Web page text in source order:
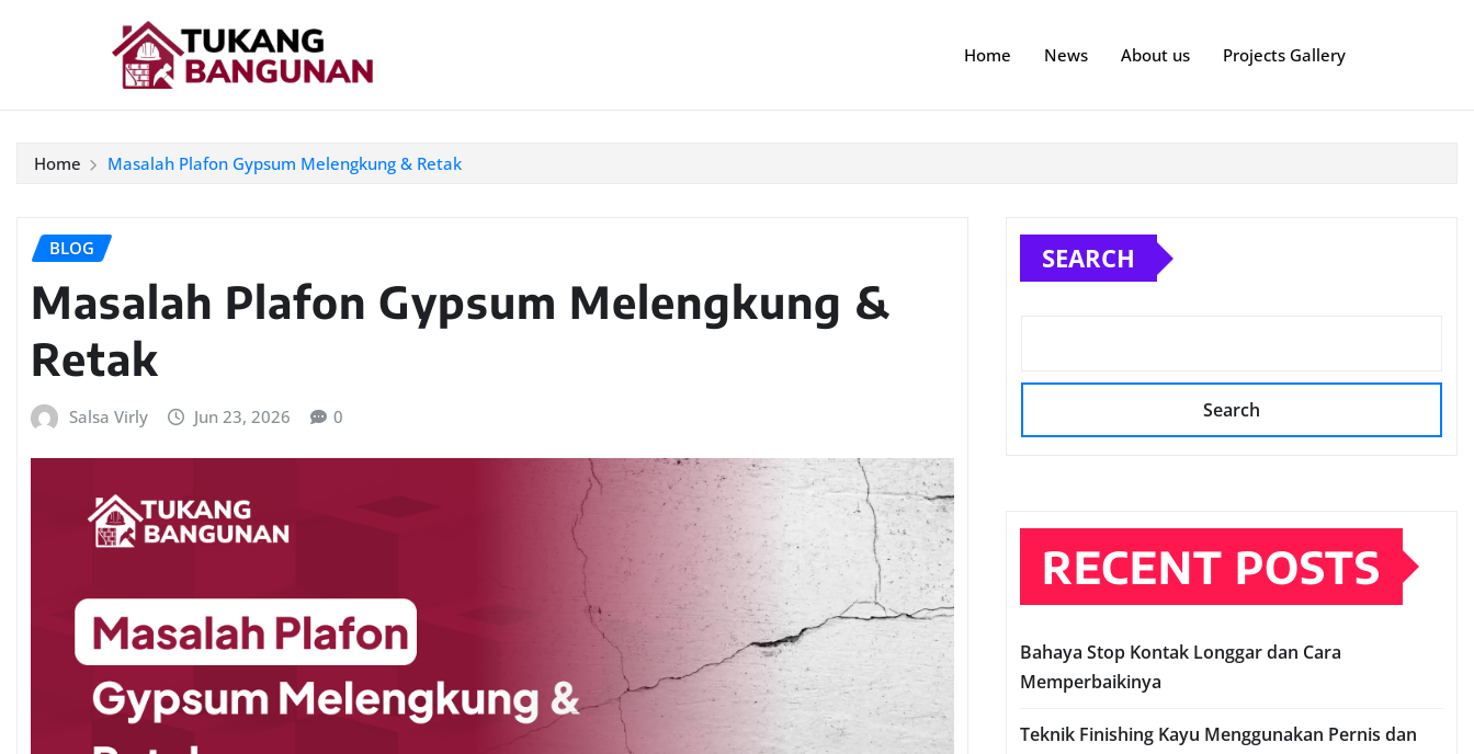
Home News About us Projects Gallery
Home Masalah Plafon Gypsum Melengkung & Retak
BLOG
Masalah Plafon Gypsum Melengkung &
Retak
Salsa Virly Jun 23, 2026 0
SEARCH
Search
RECENT POSTS
Bahaya Stop Kontak Longgar dan Cara
Memperbaikinya
Teknik Finishing Kayu Menggunakan Pernis dan